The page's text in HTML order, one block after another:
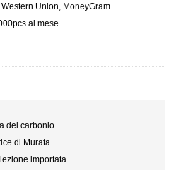
Western Union, MoneyGram
al mese
del carbonio
di Murata
importata